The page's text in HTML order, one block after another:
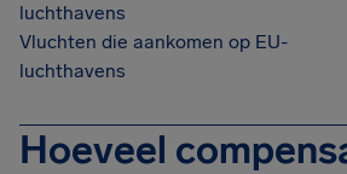
luchthavens
Vluchten die aankomen op EU-
luchthavens
Hoeveel